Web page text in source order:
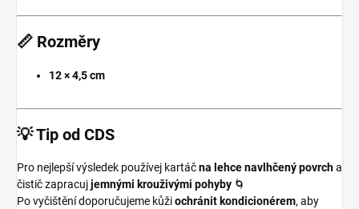
📏 Rozměry
12 × 4,5 cm
💡 Tip od CDS
Pro nejlepší výsledek používej kartáčna lehce navlhčený povrcha
čistič zapracujjemnými krouživými pohyby 🌀
Po vyčištění doporučujeme kůžiochránit kondicionérem, aby